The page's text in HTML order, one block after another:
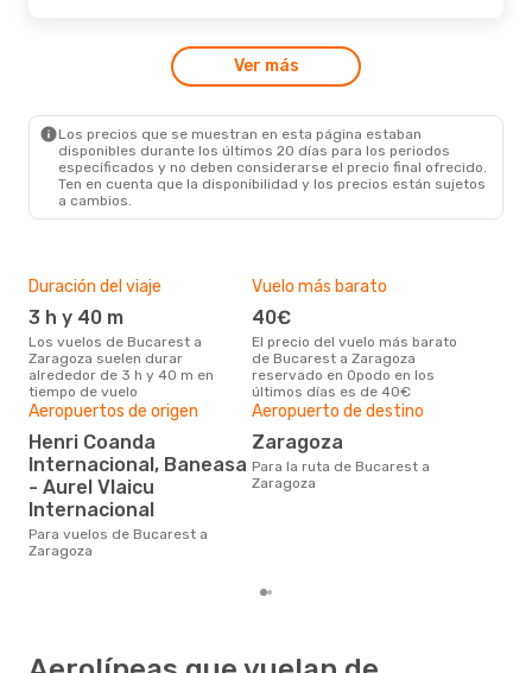
Ver más
Los precios que se muestran en esta página estaban
disponibles durante los últimos 20 días para los periodos
especificados y no deben considerarse el precio final ofrecido.
Ten en cuenta que la disponibilidad y los precios están sujetos
a cambios.
Duración del viaje
3 h y 40 m
Los vuelos de Bucarest a
Zaragoza suelen durar
alrededor de 3 h y 40 m en
tiempo de vuelo
Vuelo más barato
40€
El precio del vuelo más barato
de Bucarest a Zaragoza
reservado en Opodo en los
últimos días es de 40€
Aeropuertos de origen
Henri Coanda
Internacional, Baneasa
- Aurel Vlaicu
Internacional
Para vuelos de Bucarest a
Zaragoza
Aeropuerto de destino
Zaragoza
Para la ruta de Bucarest a
Zaragoza